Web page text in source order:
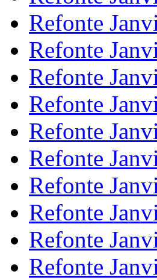
Refonte
Refonte
Refonte
Refonte
Refonte
Refonte
Refonte
Refonte
Refonte
Refonte